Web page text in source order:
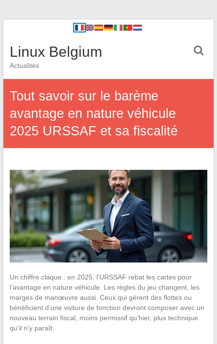
Linux Belgium
Actualités
Tout savoir sur le barème
avantage en nature véhicule
2025 URSSAF et sa fiscalité
Un chiffre claque : en 2025, l’URSSAF rebat les cartes pour
l’avantage en nature véhicule. Les règles du jeu changent, les
marges de manœuvre aussi. Ceux qui gèrent des flottes ou
bénéficient d’une voiture de fonction devront composer avec un
nouveau terrain fiscal, moins permissif qu’hier, plus technique
qu’il n’y paraît.